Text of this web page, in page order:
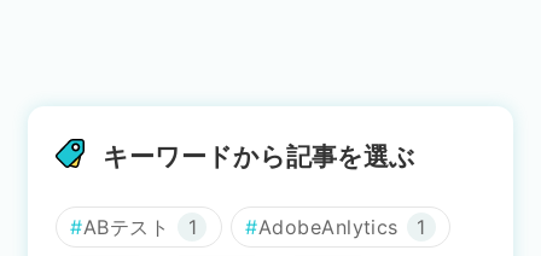
キーワードから記事を選ぶ
ABテスト 1 AdobeAnlytics 1